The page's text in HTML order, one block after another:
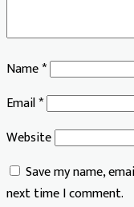
Name*
Email*
Website
Save my name,
next time I comment.